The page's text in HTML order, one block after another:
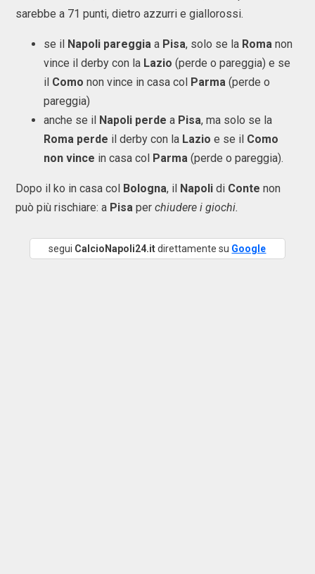
sarebbe a 71 punti, dietro azzurri e giallorossi.
se il Napoli pareggia a Pisa, solo se la Roma non
vince il derby con la Lazio (perde o pareggia) e se
il Como non vince in casa col Parma (perde o
pareggia)
anche se il Napoli perde a Pisa, ma solo se la
Roma perde il derby con la Lazio e se il Como
non vince in casa col Parma (perde o pareggia).
Dopo il ko in casa col Bologna, il Napoli di Conte non
può più rischiare: a Pisa per chiudere i giochi.
segui CalcioNapoli24.itdirettamente su Google